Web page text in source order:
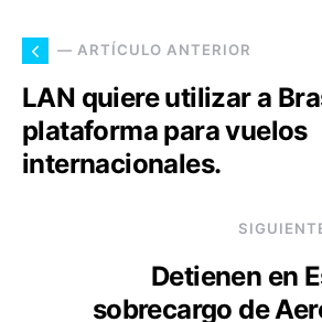
— ARTÍCULO ANTERIOR
LAN quiere utilizar a
plataforma para vuelos
internacionales.
Detienen en
sobrecargo de